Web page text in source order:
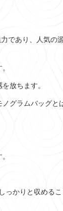
であり、人気の
放ちます。
ノグラムバッグと
っかりと収める